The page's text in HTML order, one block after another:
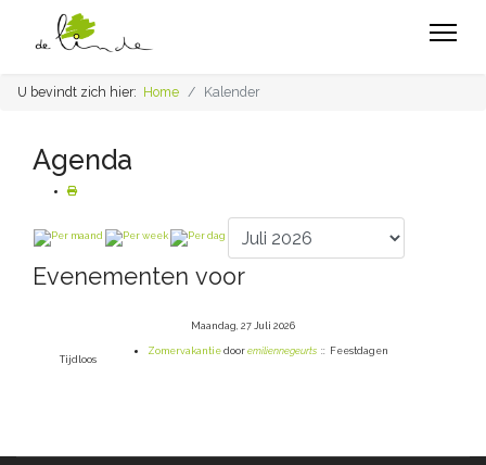
U bevindt zich hier: Home Kalender
Agenda
Evenementen voor
Maandag, 27 Juli 2026
Tijdloos
Zomervakantiedoor emiliennegeurts:: Feestdagen